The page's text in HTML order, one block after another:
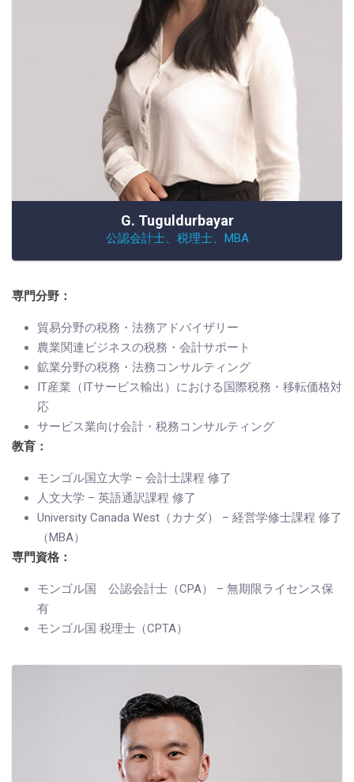
G. Tuguldurbayar
公認会計士、税理士、MBA
専門分野：
貿易分野の税務・法務アドバイザリー
農業関連ビジネスの税務・会計サポート
鉱業分野の税務・法務コンサルティング
IT産業（ITサービス輸出）における国際税務・移転価格対
応
サービス業向け会計・税務コンサルティング
教育：
モンゴル国立大学 – 会計士課程 修了
人文大学 – 英語通訳課程 修了
University Canada West（カナダ） – 経営学修士課程 修了
（MBA）
専門資格：
モンゴル国 公認会計士（CPA） – 無期限ライセンス保
有
モンゴル国 税理士（CPTA）